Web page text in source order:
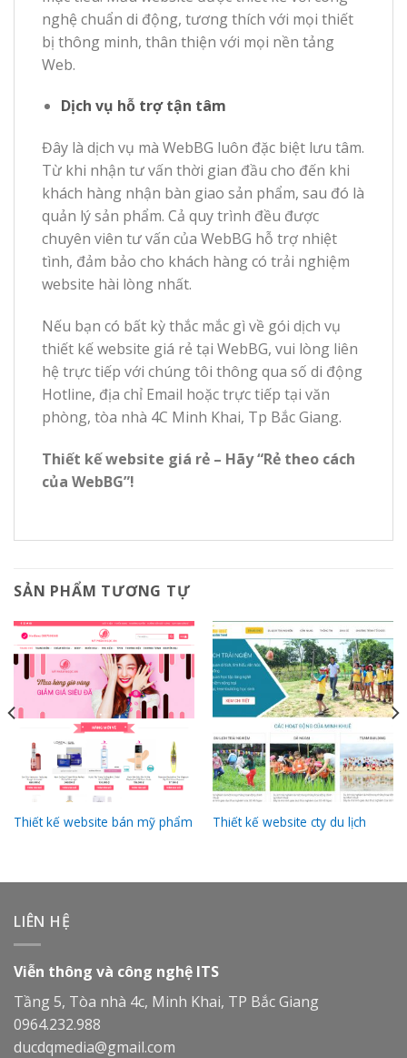
nghệ chuẩn di động, tương thích với mọi thiết
bị thông minh, thân thiện với mọi nền tảng
Web.
Dịch vụ hỗ trợ tận tâm
Đây là dịch vụ mà WebBG luôn đặc biệt lưu tâm.
Từ khi nhận tư vấn thời gian đầu cho đến khi
khách hàng nhận bàn giao sản phẩm, sau đó là
quản lý sản phẩm. Cả quy trình đều được
chuyên viên tư vấn của WebBG hỗ trợ nhiệt
tình, đảm bảo cho khách hàng có trải nghiệm
website hài lòng nhất.
Nếu bạn có bất kỳ thắc mắc gì về gói dịch vụ
thiết kế website giá rẻ tại WebBG, vui lòng liên
hệ trực tiếp với chúng tôi thông qua số di động
Hotline, địa chỉ Email hoặc trực tiếp tại văn
phòng, tòa nhà 4C Minh Khai, Tp Bắc Giang.
Thiết kế website giá rẻ – Hãy “Rẻ theo cách
của WebBG”!
SẢN PHẨM TƯƠNG TỰ
Thiết kế website bán mỹ phẩm Thiết kế website cty du lịch
LIÊN HỆ
Viễn thông và công nghệ ITS
Tầng 5, Tòa nhà 4c, Minh Khai, TP Bắc Giang
0964.232.988
ducdqmedia@gmail.com